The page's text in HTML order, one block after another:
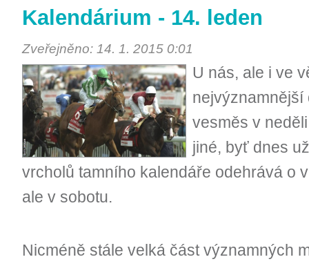
Kalendárium - 14. leden
Zveřejněno: 14. 1. 2015 0:01
U nás, ale i ve
nejvýznamnější
vesměs v
jiné, byť dnes
vrcholů tamního kalendáře odehrává o
ale v sobotu.
Nicméně stále velká část významných